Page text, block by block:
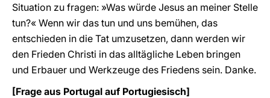
Situation zu fragen: »Was würde Jesus an meiner Stelle
tun?« Wenn wir das tun und uns bemühen, das
entschieden in die Tat umzusetzen, dann werden wir
den Frieden Christi in das alltägliche Leben bringen
und Erbauer und Werkzeuge des Friedens sein. Danke.
[Frage aus Portugal auf Portugiesisch]